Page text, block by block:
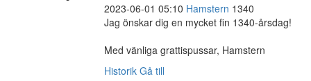
2023-06-01 05:10 Hamstern 1340
Jag önskar dig en mycket fin 1340-årsdag!
Med vänliga grattispussar, Hamstern
Historik Gå till